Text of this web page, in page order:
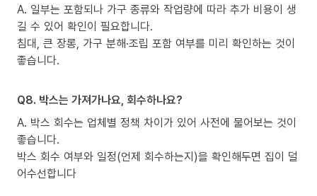
A. 일부는 포함되나 가구 종류와 작업량에 따라 추가 비용이 생
길 수 있어 확인이 필요합니다.
침대, 큰 장롱, 가구 분해·조립 포함 여부를 미리 확인하는 것이
좋습니다.
Q8. 박스는 가져가나요, 회수하나요?
A. 박스 회수는 업체별 정책 차이가 있어 사전에 물어보는 것이
좋습니다.
박스 회수 여부와 일정(언제 회수하는지)을 확인해두면 집이 덜
어수선합니다